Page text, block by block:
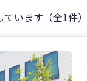
います（全1件）